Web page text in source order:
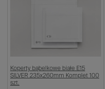
Koperty bąbelkowe białe E15
SILVER 235x260mm Komplet 100
szt.